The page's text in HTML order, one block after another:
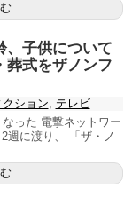
、子供について
葬式をザノンフ
ション, テレビ
った 電撃ネットワー
週に渡り、 「ザ・ノ